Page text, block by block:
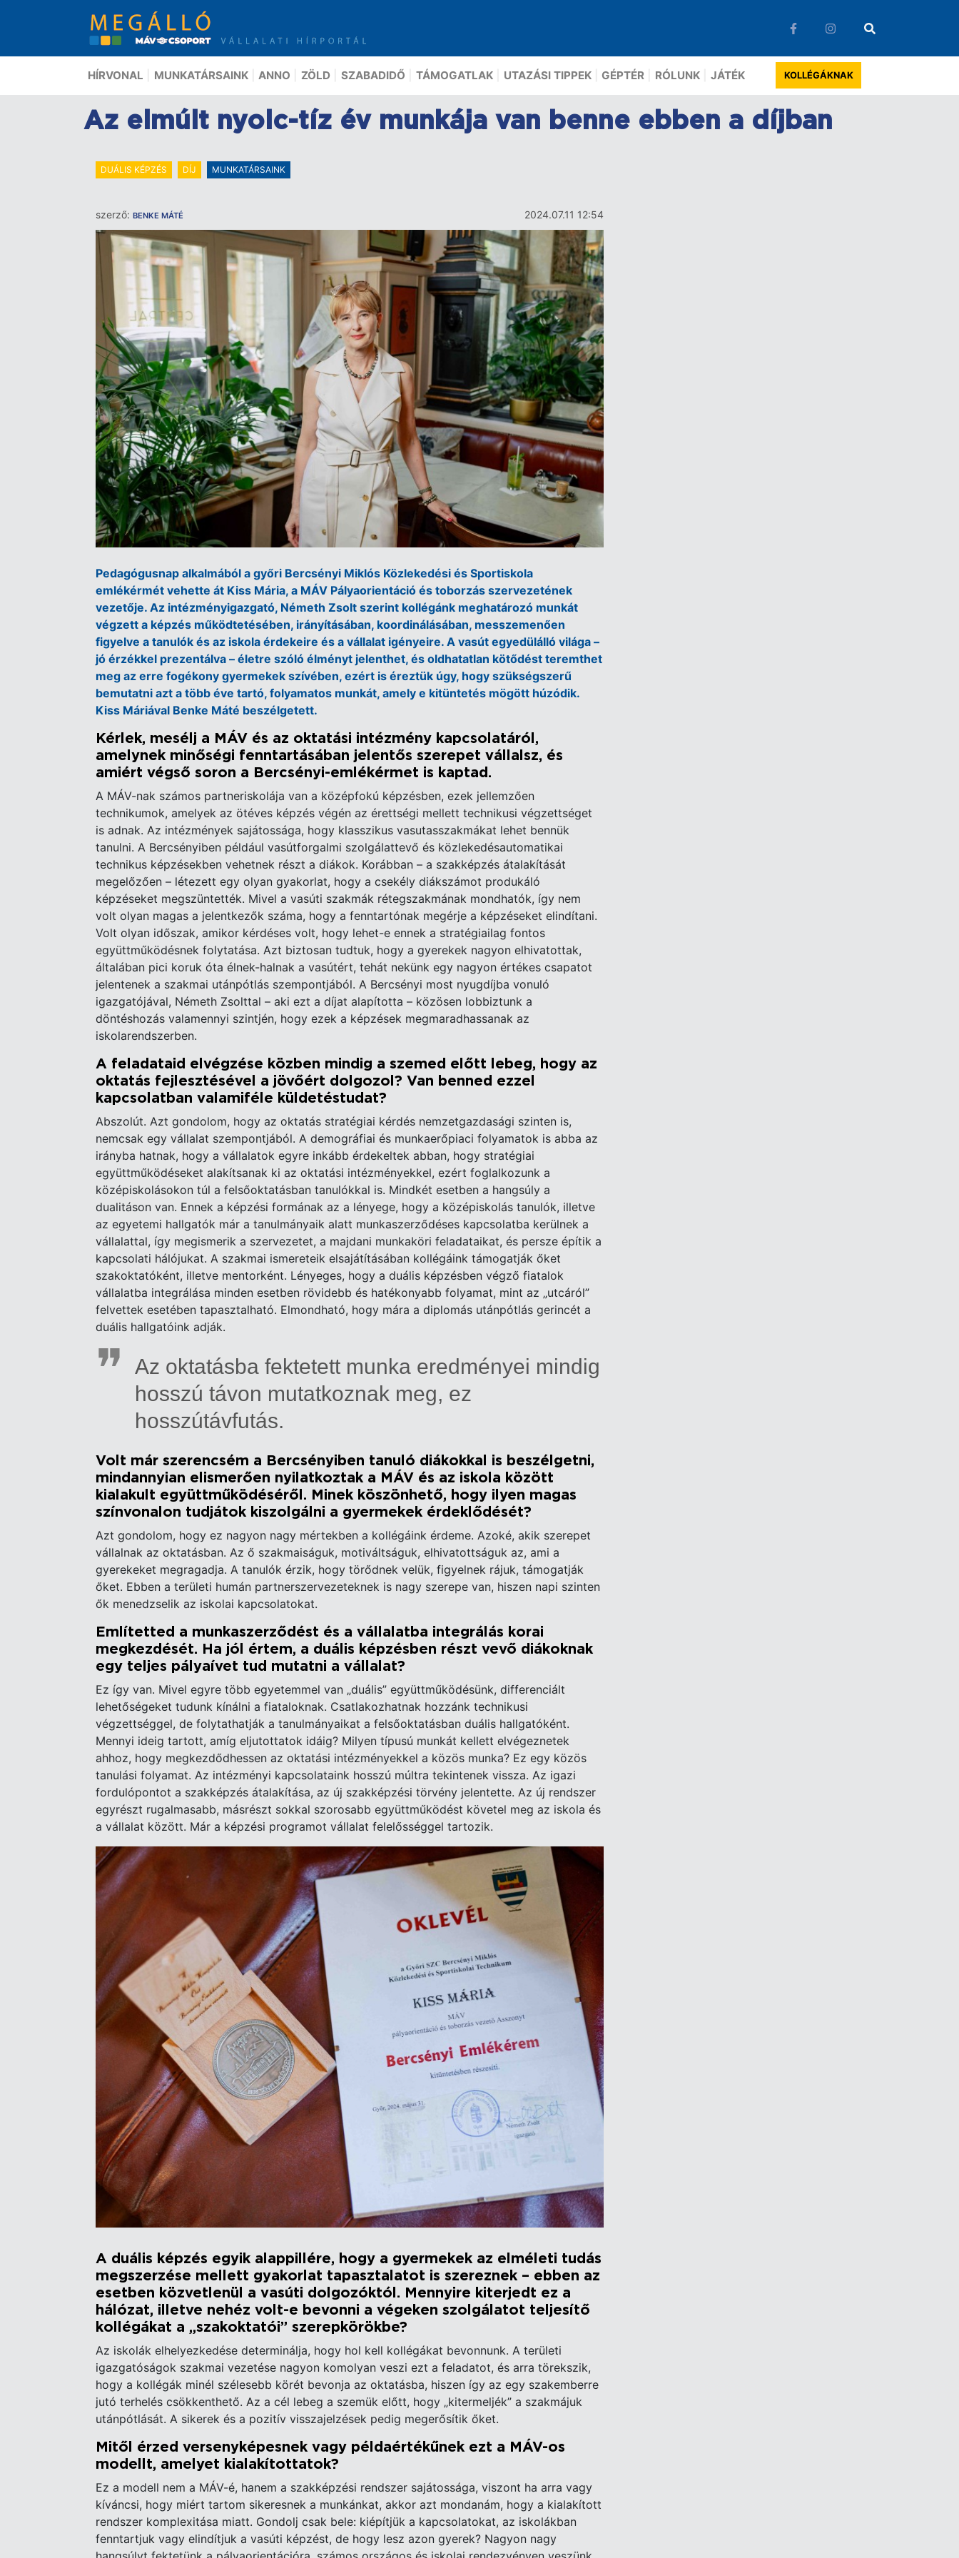
HÍRVONAL MUNKATÁRSAINK ANNO ZÖLD SZABADIDŐ TÁMOGATLAK UTAZÁSI TIPPEK GÉPTÉR RÓLUNK JÁTÉK KOLLÉGÁKNAK
Az elmúlt nyolc-tíz év munkája van benne ebben a díjban
DUÁLIS KÉPZÉS DÍJ MUNKATÁRSAINK
2024.07.11 12:54
szerző: BENKE MÁTÉ
Pedagógusnap alkalmából a győri Bercsényi Miklós Közlekedési és Sportiskola
emlékérmét vehette át Kiss Mária, a MÁV Pályaorientáció és toborzás szervezetének
vezetője. Az intézményigazgató, Németh Zsolt szerint kollégánk meghatározó munkát
végzett a képzés működtetésében, irányításában, koordinálásában, messzemenően
figyelve a tanulók és az iskola érdekeire és a vállalat igényeire. A vasút egyedülálló világa –
jó érzékkel prezentálva – életre szóló élményt jelenthet, és oldhatatlan kötődést teremthet
meg az erre fogékony gyermekek szívében, ezért is éreztük úgy, hogy szükségszerű
bemutatni azt a több éve tartó, folyamatos munkát, amely e kitüntetés mögött húzódik.
Kiss Máriával Benke Máté beszélgetett.
Kérlek, mesélj a MÁV és az oktatási intézmény kapcsolatáról,
amelynek minőségi fenntartásában jelentős szerepet vállalsz, és
amiért végső soron a Bercsényi-emlékérmet is kaptad.
A MÁV-nak számos partneriskolája van a középfokú képzésben, ezek jellemzően
technikumok, amelyek az ötéves képzés végén az érettségi mellett technikusi végzettséget
is adnak. Az intézmények sajátossága, hogy klasszikus vasutasszakmákat lehet bennük
tanulni. A Bercsényiben például vasútforgalmi szolgálattevő és közlekedésautomatikai
technikus képzésekben vehetnek részt a diákok. Korábban – a szakképzés átalakítását
megelőzően – létezett egy olyan gyakorlat, hogy a csekély diákszámot produkáló
képzéseket megszüntették. Mivel a vasúti szakmák rétegszakmának mondhatók, így nem
volt olyan magas a jelentkezők száma, hogy a fenntartónak megérje a képzéseket elindítani.
Volt olyan időszak, amikor kérdéses volt, hogy lehet-e ennek a stratégiailag fontos
együttműködésnek folytatása. Azt biztosan tudtuk, hogy a gyerekek nagyon elhivatottak,
általában pici koruk óta élnek-halnak a vasútért, tehát nekünk egy nagyon értékes csapatot
jelentenek a szakmai utánpótlás szempontjából. A Bercsényi most nyugdíjba vonuló
igazgatójával, Németh Zsolttal – aki ezt a díjat alapította – közösen lobbiztunk a
döntéshozás valamennyi szintjén, hogy ezek a képzések megmaradhassanak az
iskolarendszerben.
A feladataid elvégzése közben mindig a szemed előtt lebeg, hogy az
oktatás fejlesztésével a jövőért dolgozol? Van benned ezzel
kapcsolatban valamiféle küldetéstudat?
Abszolút. Azt gondolom, hogy az oktatás stratégiai kérdés nemzetgazdasági szinten is,
nemcsak egy vállalat szempontjából. A demográfiai és munkaerőpiaci folyamatok is abba az
irányba hatnak, hogy a vállalatok egyre inkább érdekeltek abban, hogy stratégiai
együttműködéseket alakítsanak ki az oktatási intézményekkel, ezért foglalkozunk a
középiskolásokon túl a felsőoktatásban tanulókkal is. Mindkét esetben a hangsúly a
dualitáson van. Ennek a képzési formának az a lényege, hogy a középiskolás tanulók, illetve
az egyetemi hallgatók már a tanulmányaik alatt munkaszerződéses kapcsolatba kerülnek a
vállalattal, így megismerik a szervezetet, a majdani munkaköri feladataikat, és persze építik a
kapcsolati hálójukat. A szakmai ismereteik elsajátításában kollégáink támogatják őket
szakoktatóként, illetve mentorként. Lényeges, hogy a duális képzésben végző fiatalok
vállalatba integrálása minden esetben rövidebb és hatékonyabb folyamat, mint az „utcáról”
felvettek esetében tapasztalható. Elmondható, hogy mára a diplomás utánpótlás gerincét a
duális hallgatóink adják.
Az oktatásba fektetett munka eredményei mindig
hosszú távon mutatkoznak meg, ez
hosszútávfutás.
Volt már szerencsém a Bercsényiben tanuló diákokkal is beszélgetni,
mindannyian elismerően nyilatkoztak a MÁV és az iskola között
kialakult együttműködéséről. Minek köszönhető, hogy ilyen magas
színvonalon tudjátok kiszolgálni a gyermekek érdeklődését?
Azt gondolom, hogy ez nagyon nagy mértekben a kollégáink érdeme. Azoké, akik szerepet
vállalnak az oktatásban. Az ő szakmaiságuk, motiváltságuk, elhivatottságuk az, ami a
gyerekeket megragadja. A tanulók érzik, hogy törődnek velük, figyelnek rájuk, támogatják
őket. Ebben a területi humán partnerszervezeteknek is nagy szerepe van, hiszen napi szinten
ők menedzselik az iskolai kapcsolatokat.
Említetted a munkaszerződést és a vállalatba integrálás korai
megkezdését. Ha jól értem, a duális képzésben részt vevő diákoknak
egy teljes pályaívet tud mutatni a vállalat?
Ez így van. Mivel egyre több egyetemmel van „duális” együttműködésünk, differenciált
lehetőségeket tudunk kínálni a fiataloknak. Csatlakozhatnak hozzánk technikusi
végzettséggel, de folytathatják a tanulmányaikat a felsőoktatásban duális hallgatóként.
Mennyi ideig tartott, amíg eljutottatok idáig? Milyen típusú munkát kellett elvégeznetek
ahhoz, hogy megkezdődhessen az oktatási intézményekkel a közös munka? Ez egy közös
tanulási folyamat. Az intézményi kapcsolataink hosszú múltra tekintenek vissza. Az igazi
fordulópontot a szakképzés átalakítása, az új szakképzési törvény jelentette. Az új rendszer
egyrészt rugalmasabb, másrészt sokkal szorosabb együttműködést követel meg az iskola és
a vállalat között. Már a képzési programot vállalat felelősséggel tartozik.
Image
A duális képzés egyik alappillére, hogy a gyermekek az elméleti tudás
megszerzése mellett gyakorlat tapasztalatot is szereznek – ebben az
esetben közvetlenül a vasúti dolgozóktól. Mennyire kiterjedt ez a
hálózat, illetve nehéz volt-e bevonni a végeken szolgálatot teljesítő
kollégákat a „szakoktatói” szerepkörökbe?
Az iskolák elhelyezkedése determinálja, hogy hol kell kollégákat bevonnunk. A területi
igazgatóságok szakmai vezetése nagyon komolyan veszi ezt a feladatot, és arra törekszik,
hogy a kollégák minél szélesebb körét bevonja az oktatásba, hiszen így az egy szakemberre
jutó terhelés csökkenthető. Az a cél lebeg a szemük előtt, hogy „kitermeljék” a szakmájuk
utánpótlását. A sikerek és a pozitív visszajelzések pedig megerősítik őket.
Mitől érzed versenyképesnek vagy példaértékűnek ezt a MÁV-os
modellt, amelyet kialakítottatok?
Ez a modell nem a MÁV-é, hanem a szakképzési rendszer sajátossága, viszont ha arra vagy
kíváncsi, hogy miért tartom sikeresnek a munkánkat, akkor azt mondanám, hogy a kialakított
rendszer komplexitása miatt. Gondolj csak bele: kiépítjük a kapcsolatokat, az iskolákban
fenntartjuk vagy elindítjuk a vasúti képzést, de hogy lesz azon gyerek? Nagyon nagy